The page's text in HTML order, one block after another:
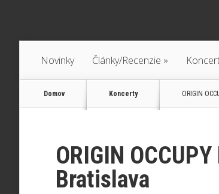
Novinky Články/Recenzie »
Domov Koncerty ORIGIN
ORIGIN
Bratislava